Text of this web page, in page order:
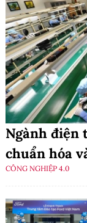
Ngành điện
chuẩn hóa
CÔNG NGHIỆP 4.0